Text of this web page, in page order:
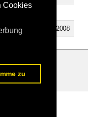
04.05.2008
|Kontakt
Cookies
zu